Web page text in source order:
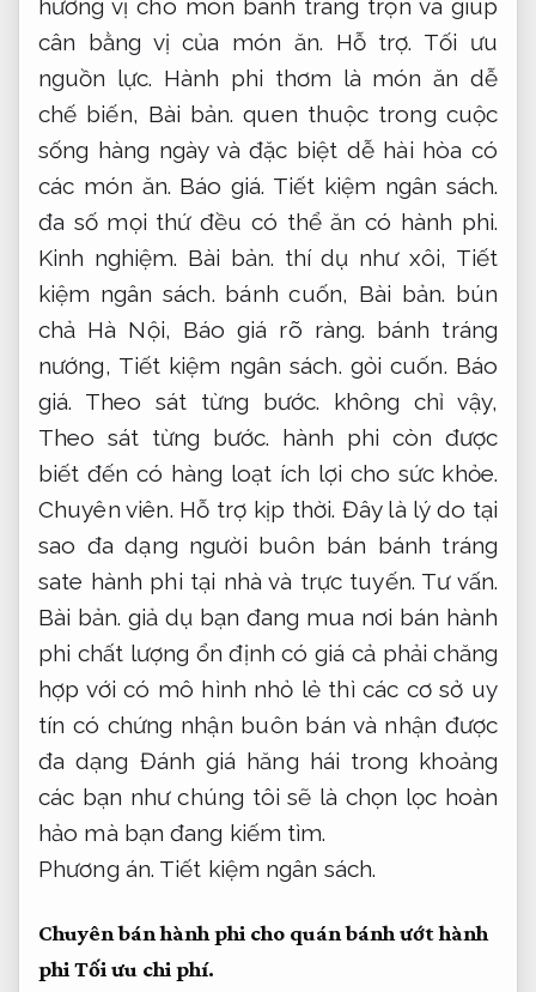
hương vị cho món bánh tráng trộn và giúp
cân bằng vị của món ăn. Hỗ trợ. Tối ưu
nguồn lực. Hành phi thơm là món ăn dễ
chế biến, Bài bản. quen thuộc trong cuộc
sống hàng ngày và đặc biệt dễ hài hòa có
các món ăn. Báo giá. Tiết kiệm ngân sách.
đa số mọi thứ đều có thể ăn có hành phi.
Kinh nghiệm. Bài bản. thí dụ như xôi, Tiết
kiệm ngân sách. bánh cuốn, Bài bản. bún
chả Hà Nội, Báo giá rõ ràng. bánh tráng
nướng, Tiết kiệm ngân sách. gỏi cuốn. Báo
giá. Theo sát từng bước. không chỉ vậy,
Theo sát từng bước. hành phi còn được
biết đến có hàng loạt ích lợi cho sức khỏe.
Chuyên viên. Hỗ trợ kịp thời. Đây là lý do tại
sao đa dạng người buôn bán bánh tráng
sate hành phi tại nhà và trực tuyến. Tư vấn.
Bài bản. giả dụ bạn đang mua nơi bán hành
phi chất lượng ổn định có giá cả phải chăng
hợp với có mô hình nhỏ lẻ thì các cơ sở uy
tín có chứng nhận buôn bán và nhận được
đa dạng Đánh giá hăng hái trong khoảng
các bạn như chúng tôi sẽ là chọn lọc hoàn
hảo mà bạn đang kiếm tìm.
Phương án. Tiết kiệm ngân sách.
Chuyên bán hành phi cho quán bánh ướt hành
phiTối ưu chi phí.